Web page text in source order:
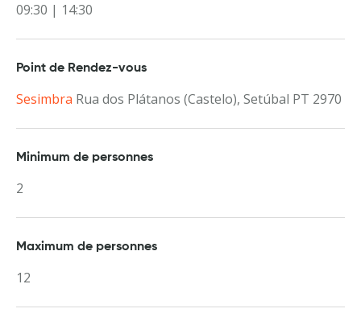
09:30 | 14:30
Point de Rendez-vous
Sesimbra Rua dos Plátanos (Castelo), Setúbal PT 2970
Minimum de personnes
2
Maximum de personnes
12